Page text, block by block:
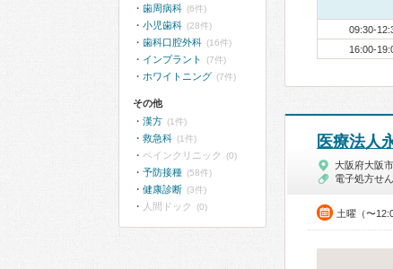
09:30-
16:00-
医療法人
大阪府大阪
電子処方せ
土曜（〜
歯周病科 (6件)
小児歯科 (28件)
歯科口腔外科 (16件)
インプラント (7件)
ホワイトニング (7件)
その他
漢方 (1件)
救急科 (1件)
ペインクリニック (0)
予防接種 (58件)
健康診断 (3件)
人間ドック (0)